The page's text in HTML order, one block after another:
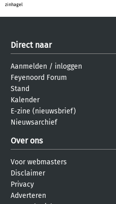
zinhagel
Direct naar
Aanmelden / inloggen
Feyenoord Forum
Stand
Kalender
E-zine (nieuwsbrief)
Nieuwsarchief
Over ons
Voor webmasters
Disclaimer
Privacy
Adverteren